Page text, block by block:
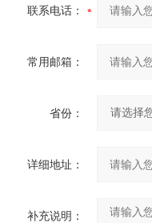
联系电话：
常用邮箱：
省份：
详细地址：
补充说明：